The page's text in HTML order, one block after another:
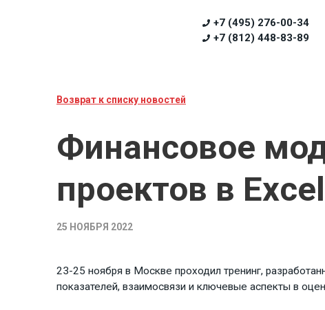
+7 (495) 276-00-34
+7 (812) 448-83-89
Возврат к списку новостей
Финансовое
проектов в Excel
25 НОЯБРЯ 2022
23-25 ноября в Москве проходил тренинг,
показателей, взаимосвязи и ключевые аспекты в